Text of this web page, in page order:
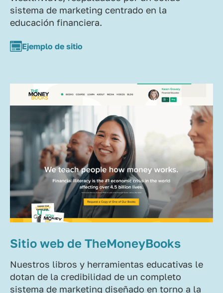
sistema de marketing centrado en la
educación financiera.
Ejemplo de sitio
Sitio web de TheMoneyBooks
Nuestros libros y herramientas educativas le
dotan de la credibilidad de un completo
sistema de marketing diseñado en torno a la